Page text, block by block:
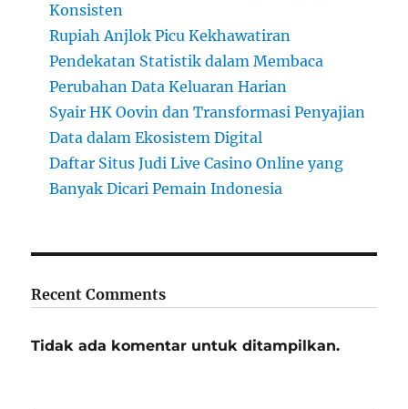
Konsisten
Rupiah Anjlok Picu Kekhawatiran
Pendekatan Statistik dalam Membaca
Perubahan Data Keluaran Harian
Syair HK Oovin dan Transformasi Penyajian
Data dalam Ekosistem Digital
Daftar Situs Judi Live Casino Online yang
Banyak Dicari Pemain Indonesia
Recent Comments
Tidak ada komentar untuk ditampilkan.